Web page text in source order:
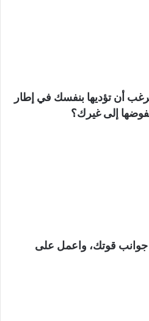
أن تؤديها بنفسك في إطار
إلى غيرك؟
قوتك، واعمل على